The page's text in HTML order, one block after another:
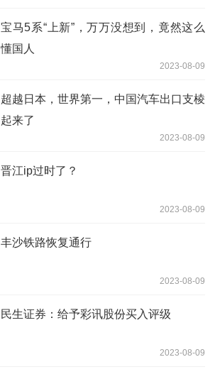
宝马5系“上新”，万万没想到，竟然这么
懂国人
2023-08-09
超越日本，世界第一，中国汽车出口支棱
起来了
2023-08-09
晋江ip过时了？
2023-08-09
丰沙铁路恢复通行
2023-08-09
民生证券：给予彩讯股份买入评级
2023-08-09